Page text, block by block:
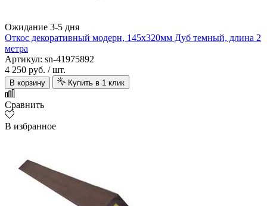
Ожидание 3-5 дня
Откос декоративный модерн, 145х320мм Дуб темный, длина 2
метра
Артикул: sn-41975892
4 250 руб. / шт.
В корзину Купить в 1 клик
Сравнить
В избранное